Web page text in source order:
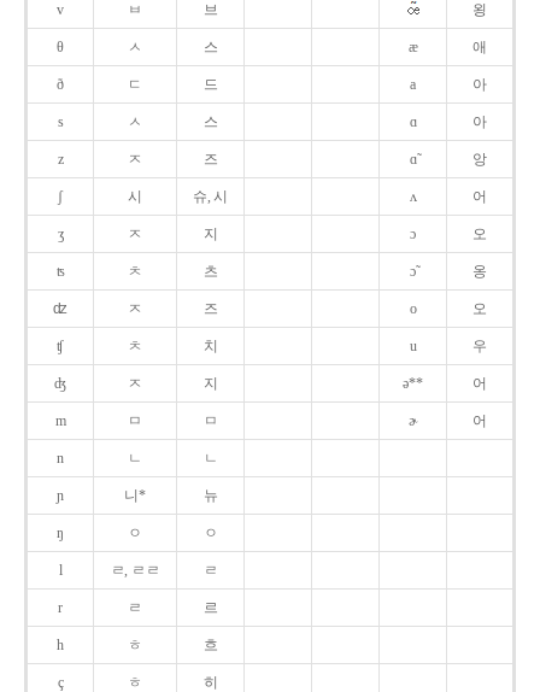
v ㅂ 브 욍
θ ㅅ 스 æ 애
ð ㄷ 드 a 아
s ㅅ 스 ɑ 아
z ㅈ 즈 ɑ̃ 앙
ʃ 시 슈, 시 ʌ 어
ʒ ㅈ 지 ɔ 오
ʦ ㅊ 츠 ɔ̃ 옹
ʣ ㅈ 즈 o 오
ʧ ㅊ 치 u 우
ʤ ㅈ 지 ə** 어
m ㅁ ㅁ ɚ 어
n ㄴ ㄴ
ɲ 니* 뉴
ŋ ㅇ ㅇ
l ㄹ, ㄹㄹ ㄹ
r ㄹ 르
h ㅎ 흐
ç ㅎ 히